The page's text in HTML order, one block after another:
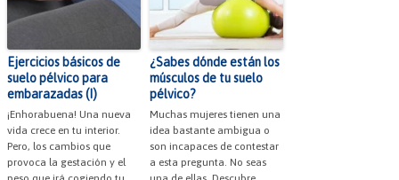
Ejercicios básicos de
suelo pélvico para
embarazadas (I)
¡Enhorabuena! Una nueva
vida crece en tu interior.
Pero, los cambios que
provoca la gestación y el
¿Sabes dónde están los
músculos de tu suelo
pélvico?
Muchas mujeres tienen una
idea bastante ambigua o
son incapaces de contestar
a esta pregunta. No seas